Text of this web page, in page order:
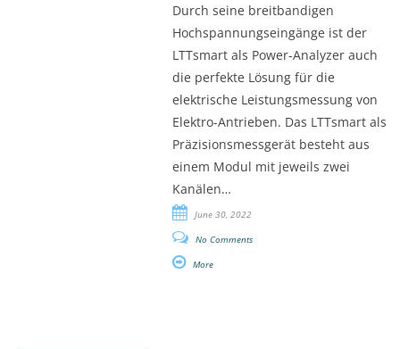
Durch seine breitbandigen
Hochspannungseingänge ist der
LTTsmart als Power-Analyzer auch
die perfekte Lösung für die
elektrische Leistungsmessung von
Elektro-Antrieben. Das LTTsmart als
Präzisionsmessgerät besteht aus
einem Modul mit jeweils zwei
Kanälen…
June 30, 2022
No Comments
More